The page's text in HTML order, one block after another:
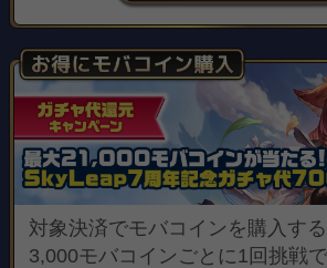
対象決済でモバコインを購入する
3,000モバコインごとに1回挑戦で